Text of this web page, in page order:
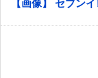
【画像】 セブン